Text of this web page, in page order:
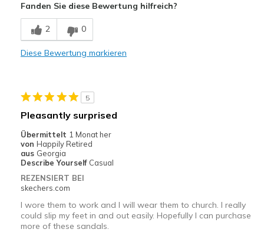
Breathe Well
Comfortable
Travel
Width
Feels true to width
Sizing
View On Shoes
Shoes are for Wearing
Fanden Sie diese Bewertung hilfreich?
2 0
Diese Bewertung markieren
5
Pleasantly surprised
Übermittelt 1 Monat her
von Happily Retired
aus Georgia
Describe Yourself Casual
REZENSIERT BEI
skechers.com
I wore them to work and I will wear them to church. I really
could slip my feet in and out easily. Hopefully I can purchase
more of these sandals.